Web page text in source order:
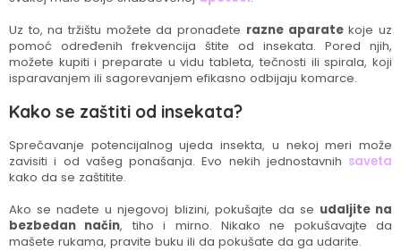
Uz to, na tržištu možete da pronađete razne aparatekoje uz
pomoć određenih frekvencija štite od insekata. Pored njih,
možete kupiti i preparate u vidu tableta, tečnosti ili spirala, koji
isparavanjem ili sagorevanjem efikasno odbijaju komarce.
Kako se zaštiti od insekata?
Sprečavanje potencijalnog ujeda insekta, u nekoj meri može
zavisiti i od vašeg ponašanja. Evo nekih jednostavnih saveta
kako da se zaštitite.
Ako se nađete u njegovoj blizini, pokušajte da se udaljite na
bezbedan način, tiho i mirno. Nikako ne pokušavajte da
mašete rukama, pravite buku ili da pokušate da ga udarite.